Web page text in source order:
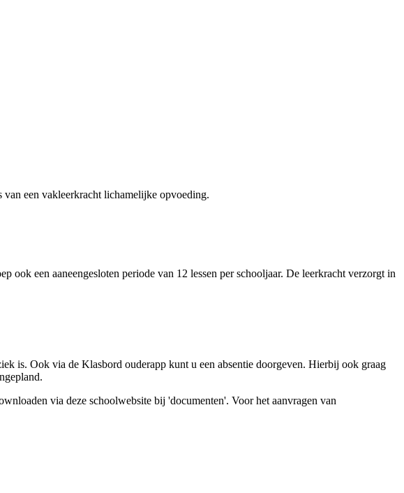
van een vakleerkracht lichamelijke opvoeding.
een aaneengesloten periode van 12 lessen per schooljaar. De leerkracht verzorgt in
is. Ook via de Klasbord ouderapp kunt u een absentie doorgeven. Hierbij ook graag
via deze schoolwebsite bij 'documenten'. Voor het aanvragen van